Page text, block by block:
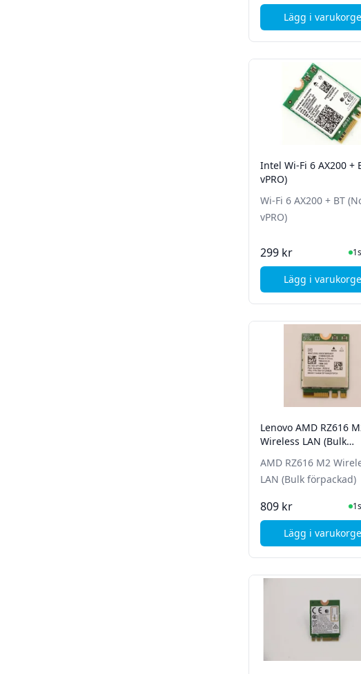
Lägg i ,
Intel Wi-Fi 6 AX200 +
vPRO)
Wi-Fi 6 AX200 + BT
vPRO)
299 kr I Lager
Lägg i , Intel
Lenovo AMD RZ616
Wireless LAN (Bulk
AMD RZ616 M2
LAN (Bulk förpackad)
809 kr I Lager
Lägg i ,